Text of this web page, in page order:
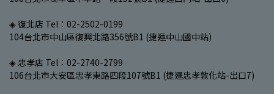
◈ 復北店 Tel：02-2502-0199
104台北市中山區復興北路356號B1 (捷運中山國中站)
◈ 忠孝店 Tel：02-2740-2799
106台北市大安區忠孝東路四段107號B1 (捷運忠孝敦化站-出口7)